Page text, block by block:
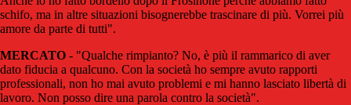
schifo, ma in altre situazioni bisognerebbe trascinare di più. Vorrei più
amore da parte di tutti".
MERCATO - "Qualche rimpianto? No, è più il rammarico di aver
dato fiducia a qualcuno. Con la società ho sempre avuto rapporti
professionali, non ho mai avuto problemi e mi hanno lasciato libertà di
lavoro. Non posso dire una parola contro la società".